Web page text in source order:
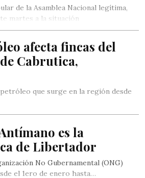
de la Asamblea Nacional legítima,
martes a la situación
afecta fincas del
Cabrutica,
que surge en la región desde
es la
de Libertador
No Gubernamental (ONG)
el 1ero de enero hasta…